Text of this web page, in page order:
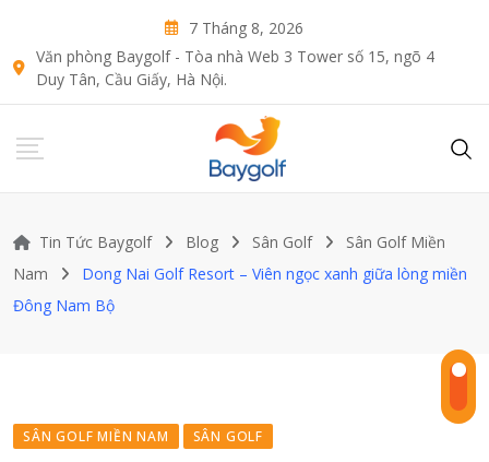
content
7 Tháng 8, 2026
Văn phòng Baygolf - Tòa nhà Web 3 Tower số 15, ngõ 4
Duy Tân, Cầu Giấy, Hà Nội.
Tin Tức Baygolf Blog Sân Golf
Sân Golf Miền
Nam
Dong Nai Golf Resort – Viên ngọc xanh giữa lòng miền
Đông Nam Bộ
SÂN GOLF MIỀN NAM SÂN GOLF